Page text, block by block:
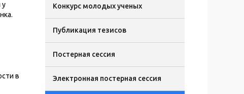
у
в
Конкурс молодых ученых
Публикация тезисов
Постерная сессия
Электронная постерная сессия